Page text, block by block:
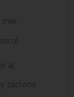
aj
záclona